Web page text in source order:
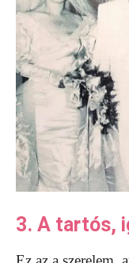
3. A tartós,